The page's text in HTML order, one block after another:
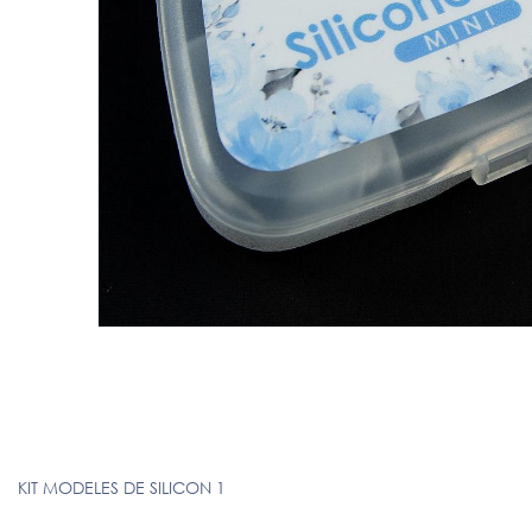
KIT MODELES DE SILICON 1